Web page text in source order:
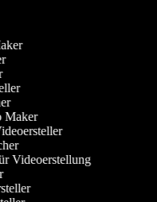
Maker
Videoerstellung